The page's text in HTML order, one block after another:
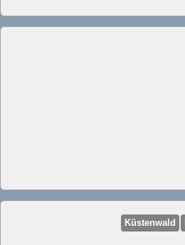
Küstenwald